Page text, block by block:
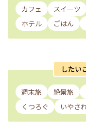
カフェ スイーツ
ホテル
ごはん
したい
週末旅 絶景旅
くつろぐ
いやさ